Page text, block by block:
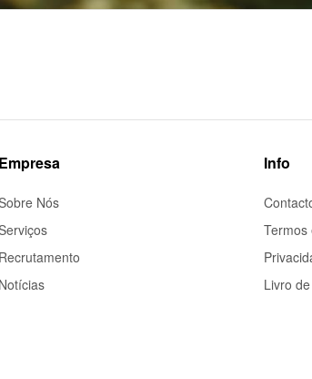
Empresa
Nós
Recrutamento
Notícias
Info
Termos
Livro